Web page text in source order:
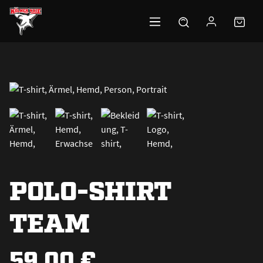
Zum Hauptinhalt springen
POLO-SHIRT
TEAM